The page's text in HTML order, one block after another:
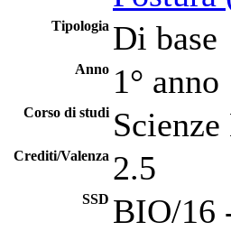
Tipologia Di base
Anno 1° anno
Corso di studi
Crediti/Valenza 2.5
SSD BIO/16